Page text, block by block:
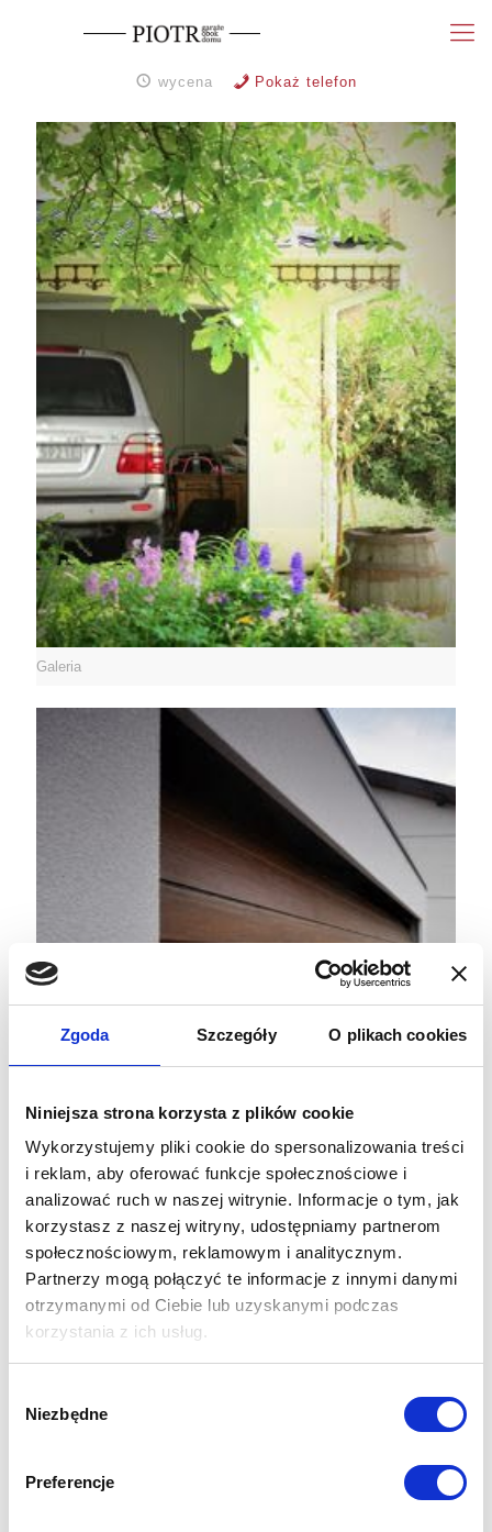
Zgoda Szczegóły O plikach cookies
Niniejsza strona korzysta z plików cookie
Wykorzystujemy pliki cookie do spersonalizowania treści
i reklam, aby oferować funkcje społecznościowe i
analizować ruch w naszej witrynie. Informacje o tym, jak
korzystasz z naszej witryny, udostępniamy partnerom
społecznościowym, reklamowym i analitycznym.
Partnerzy mogą połączyć te informacje z innymi danymi
otrzymanymi od Ciebie lub uzyskanymi podczas
korzystania z ich usług.
zgody
Niezbędne
Preferencje
wycena Pokaż telefon
Wielkość Garażu
Opinie
Galeria
Technologia